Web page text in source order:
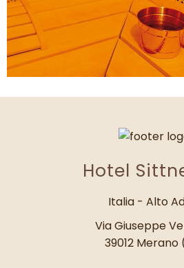
Hotel
Italia - Alto
Via Giuseppe
39012 Merano